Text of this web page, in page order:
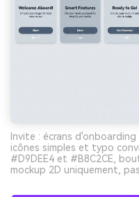
Invite : écrans
icônes simples et typo
#D9DEE4 et #B8C2CE,
mockup 2D uniquement,